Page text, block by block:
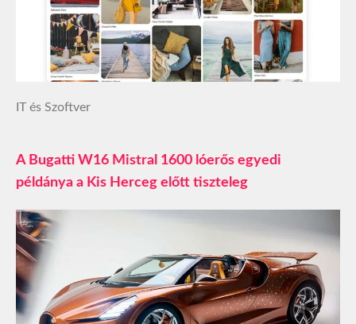
IT és Szoftver
A Bugatti W16 Mistral 1600 lóerős egyedi
példánya a Kis Herceg előtt tiszteleg